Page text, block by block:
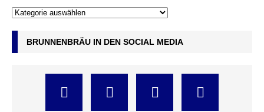
BRUNNENBRÄU IN DEN SOCIAL MEDIA